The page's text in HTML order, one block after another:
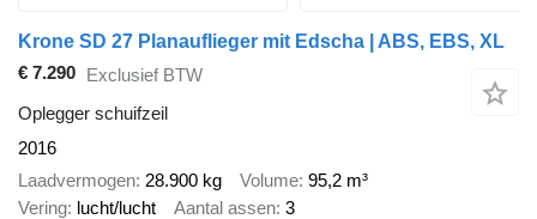
Krone SD 27 Planauflieger mit Edscha | ABS, EBS, XL
€ 7.290 Exclusief BTW
Oplegger schuifzeil
2016
Laadvermogen 28.900 kg Volume 95,2 m³
Vering lucht/lucht Aantal assen 3